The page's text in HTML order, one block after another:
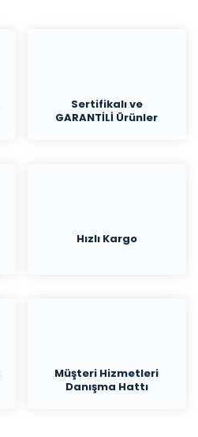
Sertifikalı ve
GARANTİLİ Ürünler
Hızlı Kargo
Müşteri Hizmetleri
Danışma Hattı